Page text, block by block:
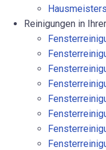
Reinigungen in